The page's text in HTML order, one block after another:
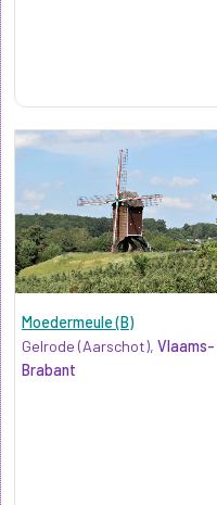
Moedermeule (B)
Gelrode (Aarschot), Vlaams-
Brabant